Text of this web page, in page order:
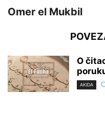
Omer el Mukbil
O
AKIDA